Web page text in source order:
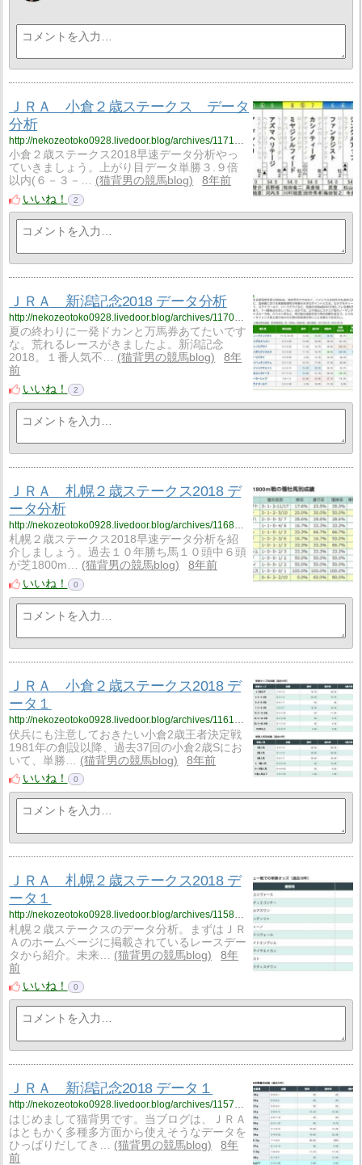
ＪＲＡ 小倉２歳ステークス データ
分析
http://nekozeotoko0928.livedoor.blog/archives/11718308.html
小倉２歳ステークス2018早速データ分析やっ
ていきましょう。上がり目データ単勝３.９倍
以内(６－３－…
猫背男の競馬blog
8年前
いいね！
2
ＪＲＡ 新潟記念2018 データ分析
http://nekozeotoko0928.livedoor.blog/archives/11700827.html
夏の終わりに一発ドカンと万馬券あてたいです
な。荒れるレースがきましたよ。新潟記念
2018。１番人気不…
猫背男の競馬blog
8年
前
いいね！
2
ＪＲＡ 札幌２歳ステークス2018 デ
ータ分析
http://nekozeotoko0928.livedoor.blog/archives/11686450.html
札幌２歳ステークス2018早速データ分析を紹
介しましょう。過去１０年勝ち馬１０頭中６頭
が芝1800m…
猫背男の競馬blog
8年前
いいね！
0
ＪＲＡ 小倉２歳ステークス2018 デ
ータ１
http://nekozeotoko0928.livedoor.blog/archives/11612301.html
伏兵にも注意しておきたい小倉2歳王者決定戦
1981年の創設以降、過去37回の小倉2歳Sにお
いて、単勝…
猫背男の競馬blog
8年前
いいね！
0
ＪＲＡ 札幌２歳ステークス2018 デ
ータ１
http://nekozeotoko0928.livedoor.blog/archives/11586641.html
札幌２歳ステークスのデータ分析。まずはＪＲ
Ａのホームページに掲載されているレースデー
タから紹介。未来…
猫背男の競馬blog
8年
前
いいね！
0
ＪＲＡ 新潟記念2018 データ１
http://nekozeotoko0928.livedoor.blog/archives/11577594.html
はじめまして猫背男です。当ブログは、ＪＲＡ
はともかく多種多方面から使えそうなデータを
ひっぱりだしてき…
猫背男の競馬blog
8年
前